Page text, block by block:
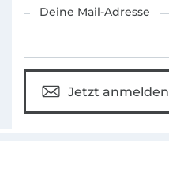
Deine Mail-Adresse
Jetzt anmelden